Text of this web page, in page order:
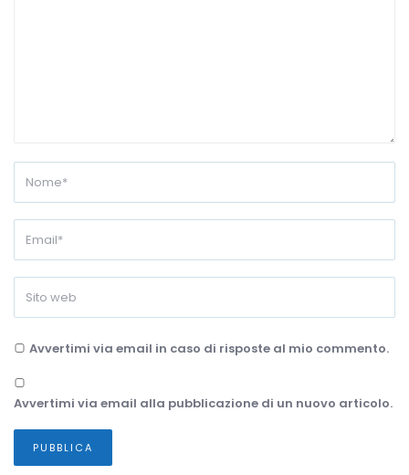
Avvertimi via email in caso di risposte al mio commento.
Avvertimi via email alla pubblicazione di un nuovo articolo.